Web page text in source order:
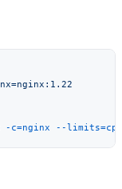
-c=nginx